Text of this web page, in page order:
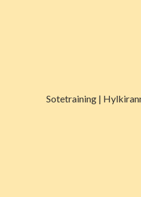
Sotetraining |